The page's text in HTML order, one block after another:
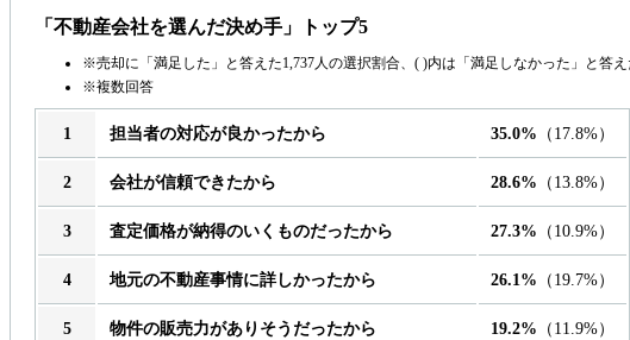
「不動産会社を選んだ決め手」トップ5
売却に「満足した」と答えた1,737人の選択割合、( )内は「満足しなかった」と答
複数回答
担当者の対応が良かったから 35.0% （17.8%）
会社が信頼できたから 28.6% （13.8%）
査定価格が納得のいくものだったから 27.3% （10.9%）
地元の不動産事情に詳しかったから 26.1% （19.7%）
物件の販売力がありそうだったから 19.2% （11.9%）